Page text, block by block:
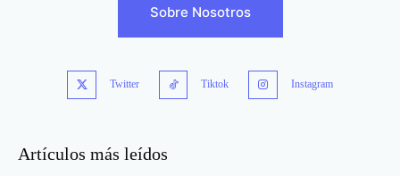
Sobre Nosotros
Twitter Tiktok Instagram
Artículos más leídos